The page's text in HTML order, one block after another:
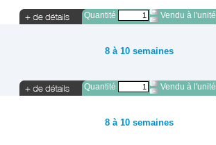
Quantité Vendu à l'unité
8 à 10 semaines
Quantité Vendu à l'unité
8 à 10 semaines